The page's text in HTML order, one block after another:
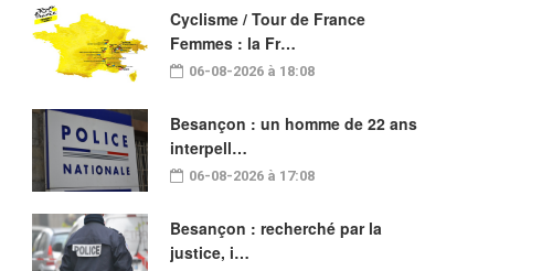
Cyclisme / Tour de France
Femmes : la Fr…
06-08-2026 à 18:08
Besançon : un homme de 22 ans
interpell…
06-08-2026 à 17:08
Besançon : recherché par la
justice, i…